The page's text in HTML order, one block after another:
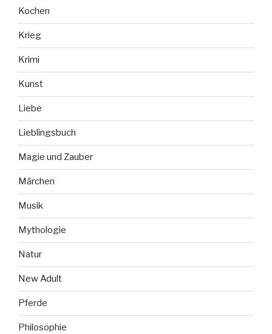
Kochen
Krieg
Krimi
Kunst
Liebe
Lieblingsbuch
Magie und Zauber
Märchen
Musik
Mythologie
Natur
New Adult
Pferde
Philosophie